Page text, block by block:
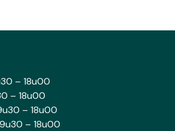
– 18u00
– 18u00
– 18u00
– 18u00